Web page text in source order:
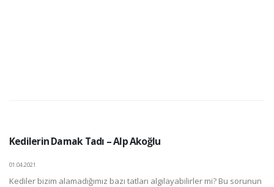
Kedilerin Damak Tadı – Alp Akoğlu
01.04.2021
Kediler bizim alamadığımız bazı tatları algılayabilirler mi? Bu sorunun